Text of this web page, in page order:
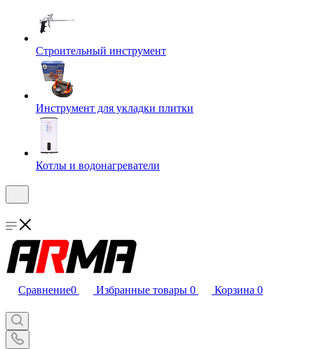
Строительный инструмент
Инструмент для укладки плитки
Котлы и водонагреватели
Сравнение0 Избранные товары 0 Корзина 0